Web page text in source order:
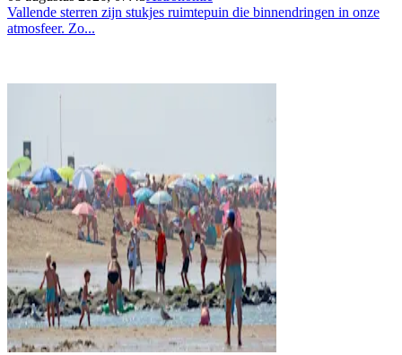
Vallende sterren zijn stukjes ruimtepuin die binnendringen in onze
atmosfeer. Zo...